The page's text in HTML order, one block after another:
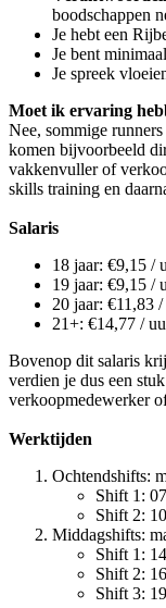
boodschappen
Je hebt een
Je bent
Je spreek
Moet ik ervaring
Nee, sommige
komen bijvoorbeeld
vakkenvuller of
skills training en
Salaris
18 jaar: €9,15 /
19 jaar: €9,15 /
20 jaar: €11,83
21+: €14,77 /
Bovenop dit salaris
verdien je dus een
verkoopmedewerker
Werktijden
Ochtendshifts:
Shift 1:
Shift 2:
Middagshifts:
Shift 1:
Shift 2:
Shift 3: